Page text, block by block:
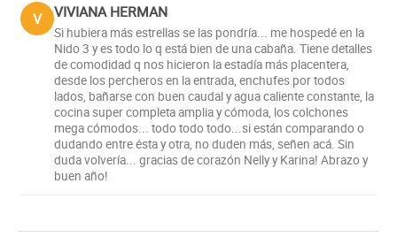
V VIVIANA HERMAN
Si hubiera más estrellas se las pondría... me hospedé en la
Nido 3 y es todo lo q está bien de una cabaña. Tiene detalles
de comodidad q nos hicieron la estadía más placentera,
desde los percheros en la entrada, enchufes por todos
lados, bañarse con buen caudal y agua caliente constante, la
cocina super completa amplia y cómoda, los colchones
mega cómodos... todo todo todo...si están comparando o
dudando entre ésta y otra, no duden más, señen acá. Sin
duda volvería... gracias de corazón Nelly y Karina! Abrazo y
buen año!